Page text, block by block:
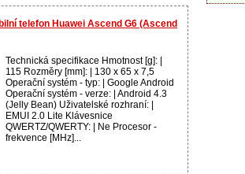
telefon Huawei Ascend G6 (Ascend
Technická specifikace Hmotnost [g]: |
115 Rozměry [mm]: | 130 x 65 x 7,5
Operační systém - typ: | Google Android
Operační systém - verze: | Android 4.3
(Jelly Bean) Uživatelské rozhraní: |
EMUI 2.0 Lite Klávesnice
QWERTZ/QWERTY: | Ne Procesor -
frekvence [MHz]...